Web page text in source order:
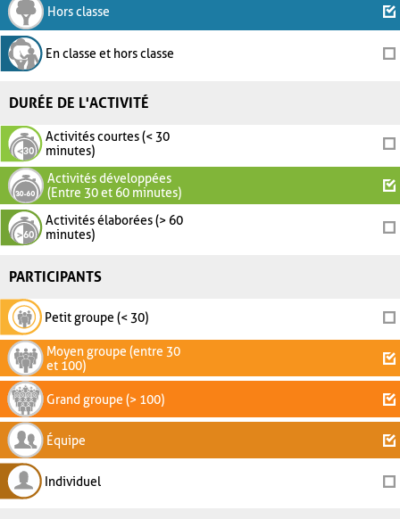
Hors classe
En classe et hors classe
DURÉE DE L'ACTIVITÉ
Activités courtes (< 30
minutes)
Activités développées
(Entre 30 et 60 minutes)
Activités élaborées (> 60
minutes)
PARTICIPANTS
Petit groupe (< 30)
Moyen groupe (entre 30
et 100)
Grand groupe (> 100)
Équipe
Individuel